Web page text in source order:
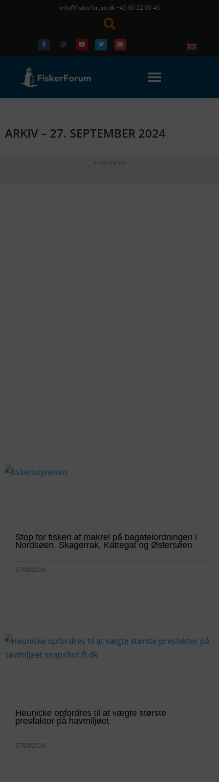
info@fiskerforum.dk +45 60 22 09 46
ARKIV – 27. SEPTEMBER 2024
ANNONCER
Stop for fiskeri af makrel på bagatelordningen i
Nordsøen, Skagerrak, Kattegat og Østersøen
27/09/2024
Heunicke opfordres til at vægte største
presfaktor på havmiljøet
27/09/2024